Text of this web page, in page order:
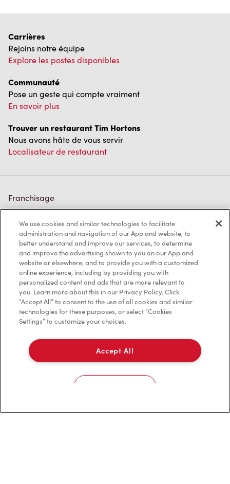
Carrières
Rejoins notre équipe
Explore les postes disponibles
Communauté
Pose un geste qui compte vraiment
En savoir plus
Trouver un restaurant Tim Hortons
Nous avons hâte de vous servir
Localisateur de restaurant
Franchisage
Investisseurs
Communiquer avec nous
Foire aux questions
Politique de confidentialité
Conditions de service
Marques de commerce
Accessibilité
Contactez-nous
We use cookies and similar technologies to facilitate
administration and navigation of our App and website, to
better understand and improve our services, to determine
and improve the advertising shown to you on our App and
website or elsewhere, and to provide you with a customized
online experience, including by providing you with
personalized content and ads that are more relevant to
you. Learn more about this in our Privacy Policy. Click
“Accept All” to consent to the use of all cookies and similar
technologies for these purposes, or select “Cookies
Settings” to customize your choices.
Accept All